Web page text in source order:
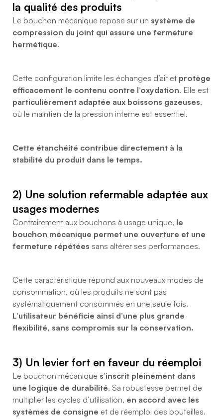
la qualité des produits
Le bouchon mécanique repose sur un système de
compression du joint qui assure une fermeture
hermétique.
Cette configuration limite les échanges d’air et protège
efficacement le contenu contre l’oxydation. Elle est
particulièrement adaptée aux boissons gazeuses,
où le maintien de la pression interne est essentiel.
Cette étanchéité contribue directement à la
stabilité du produit dans le temps.
2) Une solution refermable adaptée aux
usages modernes
Contrairement aux bouchons à usage unique, le
bouchon mécanique permet une ouverture et une
fermeture répétées sans altérer ses performances.
Cette caractéristique répond aux nouveaux modes de
consommation, où les produits ne sont pas
systématiquement consommés en une seule fois.
L’utilisateur bénéficie ainsi d’une plus grande
flexibilité, sans compromis sur la conservation.
3) Un levier fort en faveur du réemploi
Le bouchon mécanique s’inscrit pleinement dans
une logique de durabilité. Sa robustesse permet de
multiplier les cycles d’utilisation, en accord avec les
systèmes de consigne et de réemploi des bouteilles.